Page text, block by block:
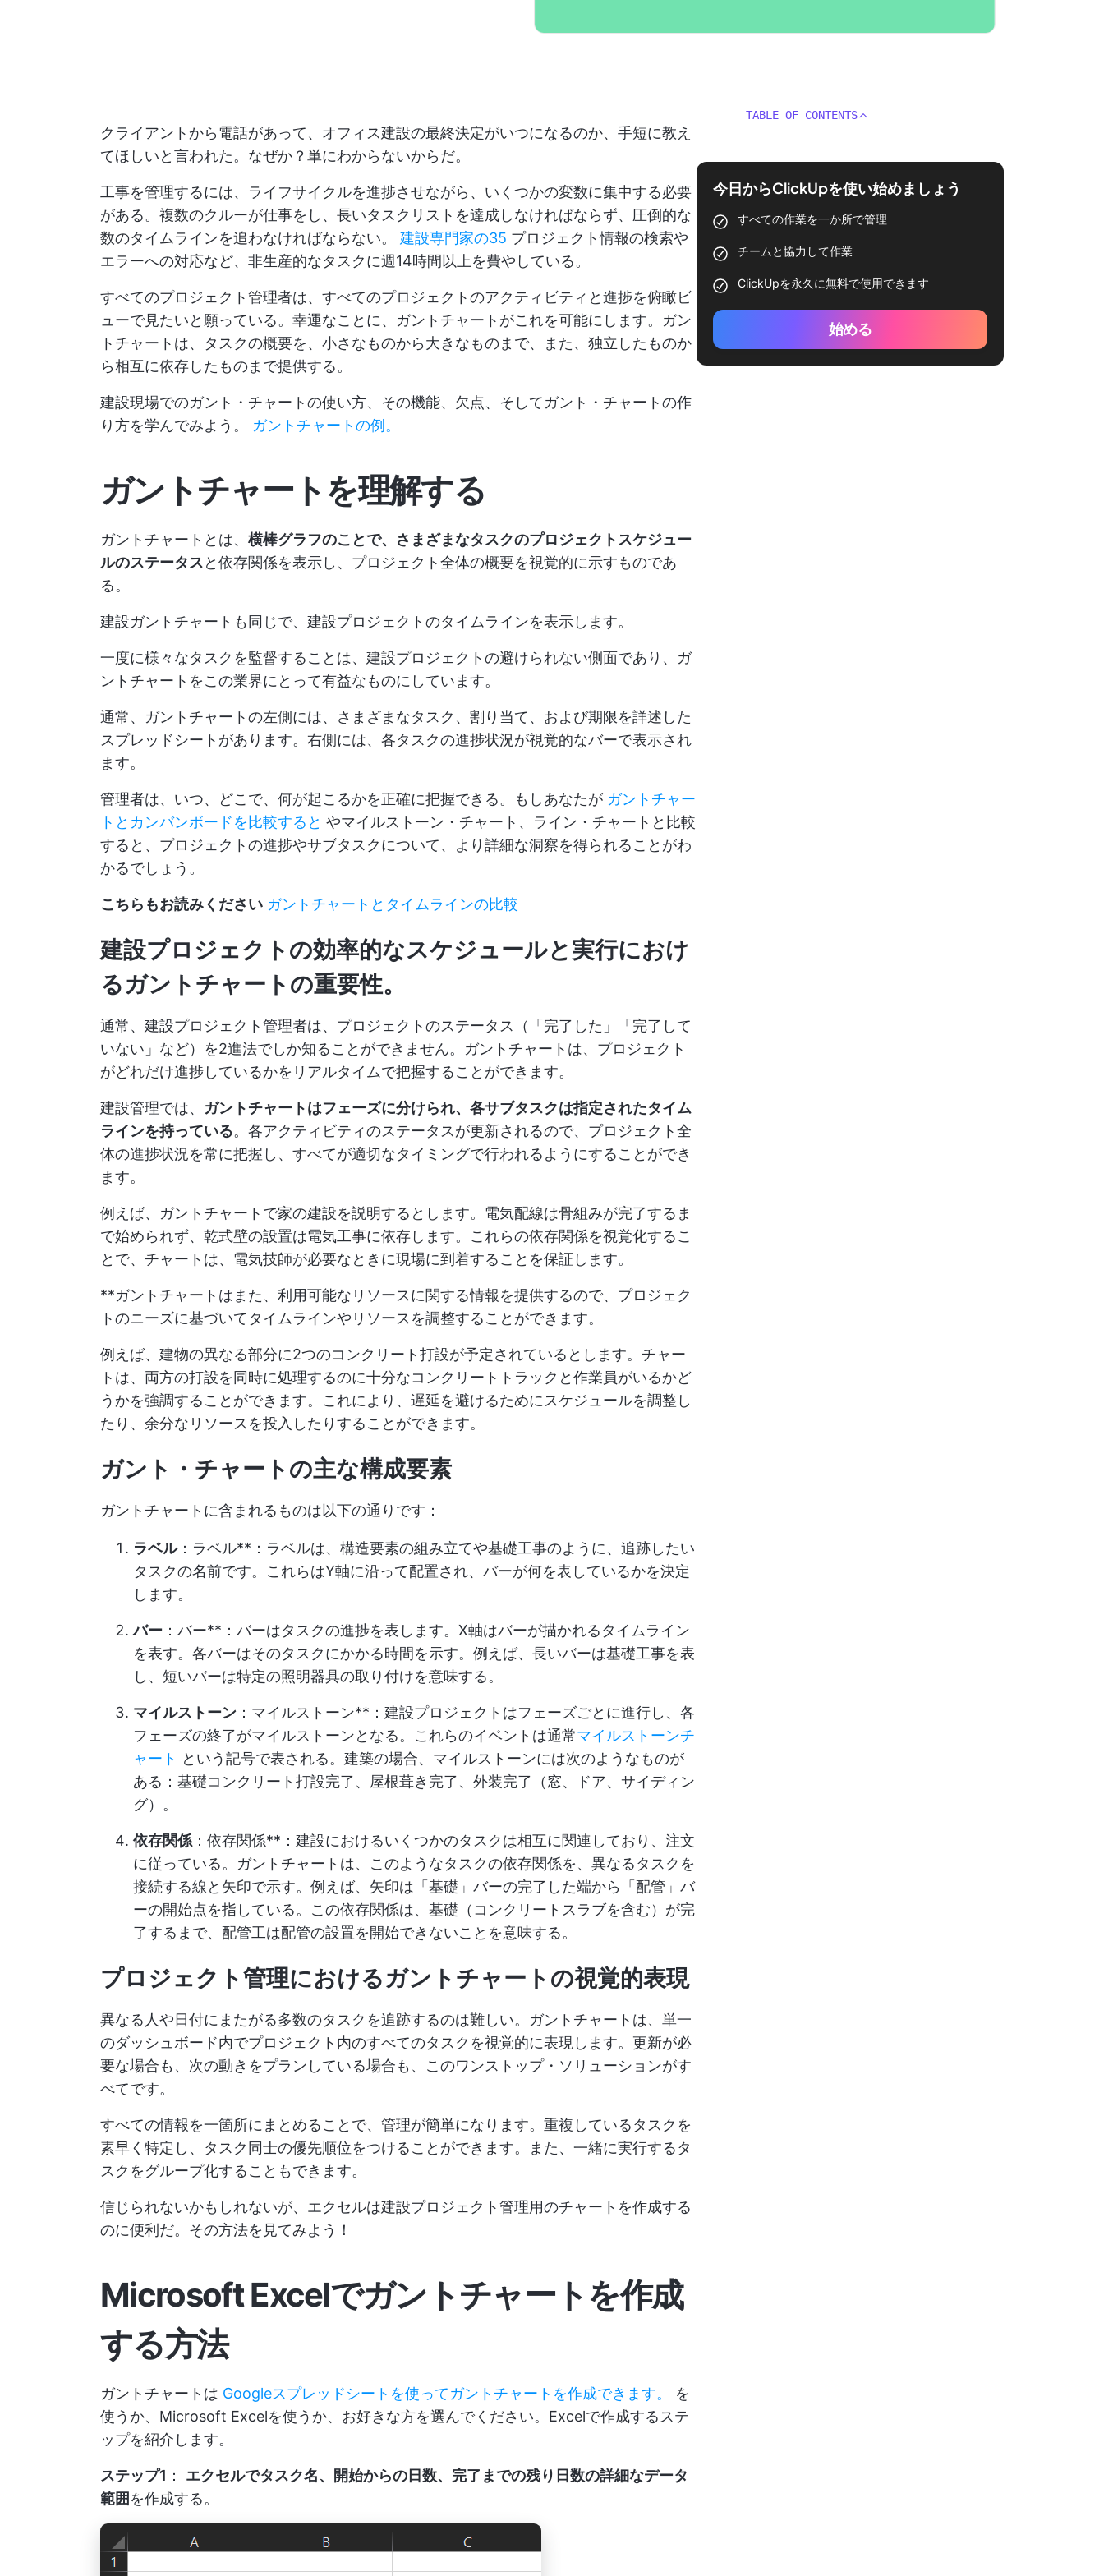
クライアントから電話があって、オフィス建設の最終決定がいつになるのか、手短に教え
てほしいと言われた。なぜか？単にわからないからだ。
工事を管理するには、ライフサイクルを進捗させながら、いくつかの変数に集中する必要
がある。複数のクルーが仕事をし、長いタスクリストを達成しなければならず、圧倒的な
数のタイムラインを追わなければならない。 建設専門家の35 プロジェクト情報の検索や
エラーへの対応など、非生産的なタスクに週14時間以上を費やしている。
すべてのプロジェクト管理者は、すべてのプロジェクトのアクティビティと進捗を俯瞰ビ
ューで見たいと願っている。幸運なことに、ガントチャートがこれを可能にします。ガン
トチャートは、タスクの概要を、小さなものから大きなものまで、また、独立したものか
ら相互に依存したものまで提供する。
建設現場でのガント・チャートの使い方、その機能、欠点、そしてガント・チャートの作
り方を学んでみよう。 ガントチャートの例。
ガントチャートを理解する
ガントチャートとは、 横棒グラフのことで、さまざまなタスクのプロジェクトスケジュー
ルのステータスと依存関係を表示し、プロジェクト全体の概要を視覚的に示すものであ
る。
建設ガントチャートも同じで、建設プロジェクトのタイムラインを表示します。
一度に様々なタスクを監督することは、建設プロジェクトの避けられない側面であり、ガ
ントチャートをこの業界にとって有益なものにしています。
通常、ガントチャートの左側には、さまざまなタスク、割り当て、および期限を詳述した
スプレッドシートがあります。右側には、各タスクの進捗状況が視覚的なバーで表示され
ます。
管理者は、いつ、どこで、何が起こるかを正確に把握できる。もしあなたが ガントチャー
トとカンバンボードを比較すると やマイルストーン・チャート、ライン・チャートと比較
すると、プロジェクトの進捗やサブタスクについて、より詳細な洞察を得られることがわ
かるでしょう。
こちらもお読みください ガントチャートとタイムラインの比較
建設プロジェクトの効率的なスケジュールと実行におけ
るガントチャートの重要性。
通常、建設プロジェクト管理者は、プロジェクトのステータス（「完了した」「完了して
いない」など）を2進法でしか知ることができません。ガントチャートは、プロジェクト
がどれだけ進捗しているかをリアルタイムで把握することができます。
建設管理では、 ガントチャートはフェーズに分けられ、各サブタスクは指定されたタイム
ラインを持っている。各アクティビティのステータスが更新されるので、プロジェクト全
体の進捗状況を常に把握し、すべてが適切なタイミングで行われるようにすることができ
ます。
例えば、ガントチャートで家の建設を説明するとします。電気配線は骨組みが完了するま
で始められず、乾式壁の設置は電気工事に依存します。これらの依存関係を視覚化するこ
とで、チャートは、電気技師が必要なときに現場に到着することを保証します。
**ガントチャートはまた、利用可能なリソースに関する情報を提供するので、プロジェク
トのニーズに基づいてタイムラインやリソースを調整することができます。
例えば、建物の異なる部分に2つのコンクリート打設が予定されているとします。チャー
トは、両方の打設を同時に処理するのに十分なコンクリートトラックと作業員がいるかど
うかを強調することができます。これにより、遅延を避けるためにスケジュールを調整し
たり、余分なリソースを投入したりすることができます。
ガント・チャートの主な構成要素
ガントチャートに含まれるものは以下の通りです：
ラベル：ラベル**：ラベルは、構造要素の組み立てや基礎工事のように、追跡したい
タスクの名前です。これらはY軸に沿って配置され、バーが何を表しているかを決定
します。
バー ：バー**：バーはタスクの進捗を表します。X軸はバーが描かれるタイムライン
を表す。各バーはそのタスクにかかる時間を示す。例えば、長いバーは基礎工事を表
し、短いバーは特定の照明器具の取り付けを意味する。
マイルストーン ：マイルストーン**：建設プロジェクトはフェーズごとに進行し、各
フェーズの終了がマイルストーンとなる。これらのイベントは通常マイルストーンチ
ャート という記号で表される。建築の場合、マイルストーンには次のようなものが
ある：基礎コンクリート打設完了、屋根葺き完了、外装完了（窓、ドア、サイディン
グ）。
依存関係 ：依存関係**：建設におけるいくつかのタスクは相互に関連しており、注文
に従っている。ガントチャートは、このようなタスクの依存関係を、異なるタスクを
接続する線と矢印で示す。例えば、矢印は「基礎」バーの完了した端から「配管」バ
ーの開始点を指している。この依存関係は、基礎（コンクリートスラブを含む）が完
了するまで、配管工は配管の設置を開始できないことを意味する。
プロジェクト管理におけるガントチャートの視覚的表現
異なる人や日付にまたがる多数のタスクを追跡するのは難しい。ガントチャートは、単一
のダッシュボード内でプロジェクト内のすべてのタスクを視覚的に表現します。更新が必
要な場合も、次の動きをプランしている場合も、このワンストップ・ソリューションがす
べてです。
すべての情報を一箇所にまとめることで、管理が簡単になります。重複しているタスクを
素早く特定し、タスク同士の優先順位をつけることができます。また、一緒に実行するタ
スクをグループ化することもできます。
信じられないかもしれないが、エクセルは建設プロジェクト管理用のチャートを作成する
のに便利だ。その方法を見てみよう！
Microsoft Excelでガントチャートを作成
する方法
ガントチャートは Googleスプレッドシートを使ってガントチャートを作成できます。
を
使うか、Microsoft Excelを使うか、お好きな方を選んでください。Excelで作成するステ
ップを紹介します。
ステップ1 ： エクセルでタスク名、開始からの日数、完了までの残り日数の詳細なデータ
範囲 を作成する。
TABLE OF CONTENTS
今日からClickUpを使い始めましょう
すべての作業を一か所で管理
チームと協力して作業
ClickUpを永久に無料で使用できます
始める